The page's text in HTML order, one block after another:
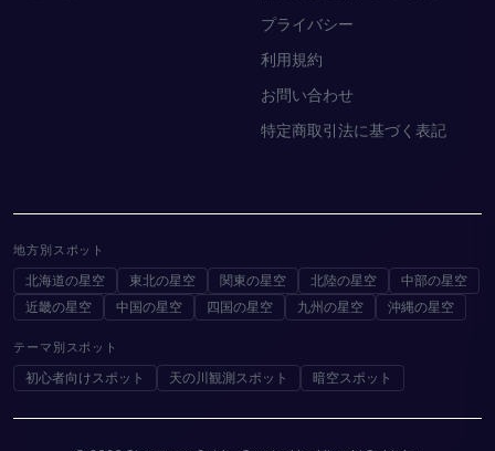
プライバシー
利用規約
お問い合わせ
特定商取引法に基づく表記
地方別スポット
北海道の星空 東北の星空 関東の星空 北陸の星空
中部の星空
近畿の星空
中国の星空 四国の星空 九州の星空 沖縄の星空
テーマ別スポット
初心者向けスポット 天の川観測スポット 暗空スポット